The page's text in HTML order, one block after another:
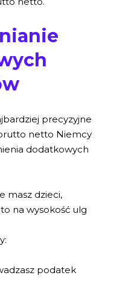
precyzyjne
netto Niemcy
dodatkowych
masz dzieci,
na wysokość ulg
podatek